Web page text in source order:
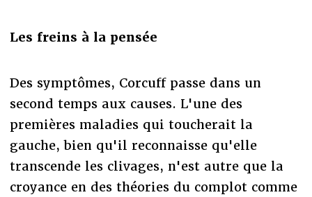
Les freins à la pensée
Des symptômes, Corcuff passe dans un
second temps aux causes. L'une des
premières maladies qui toucherait la
gauche, bien qu'il reconnaisse qu'elle
transcende les clivages, n'est autre que la
croyance en des théories du complot comme